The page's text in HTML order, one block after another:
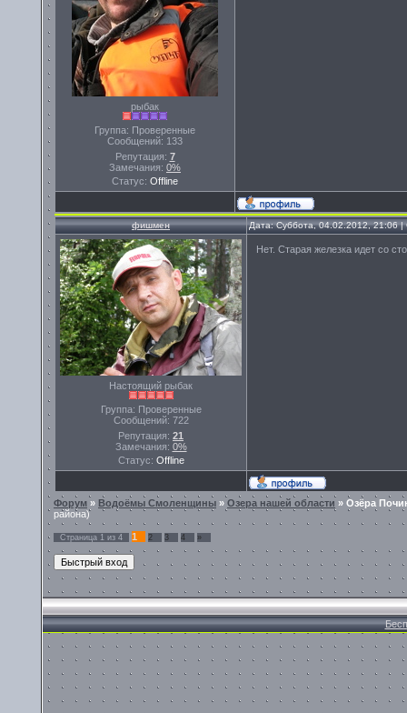
рыбак
Группа: Проверенные
Сообщений: 133
Репутация: 7
Замечания: 0%
Статус: Offline
фишмен Дата: Суббота, 04.02.2012, 21:06
Настоящий рыбак
Группа: Проверенные
Сообщений: 722
Репутация: 21
Замечания: 0%
Статус: Offline
Нет. Старая железка идет со
Форум » Водоёмы Смоленщины » Озера нашей области » Озёра
района)
Страница 1 из 4 1 2 3 4 »